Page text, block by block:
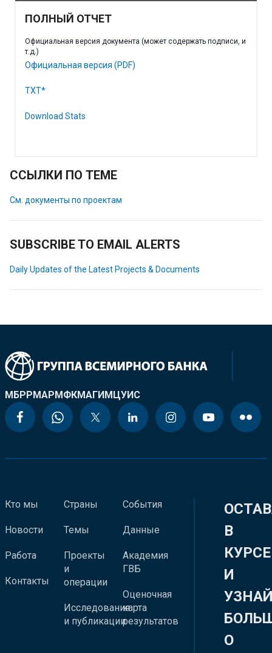
ПОЛНЫЙ ОТЧЕТ
Официальная версия документа (может содержать подписи, и
т.д.)
Официальная версия (PDF)
TXT*
Download Stats
ССЫЛКИ ПО ТЕМЕ
См. документы по проектам
SUBSCRIBE TO EMAIL ALERTS
Daily Updates of the Latest Projects & Documents
МБРРМАРМФКМАГИМЦУИС
Кто мы
Новости
Работа
Контакты
Страны
Темы
Проекты
и
операции
Исследования
и публикации
События
Данные
Академия
ГВБ
Оценочная
карта
результатов
В
КУРСЕ
И
О